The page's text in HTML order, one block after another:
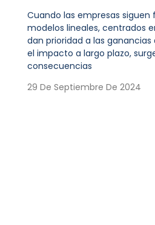
Cuando las empresas
modelos lineales, centrados
dan prioridad a las
el impacto a largo plazo,
consecuencias
29 De Septiembre De 2024